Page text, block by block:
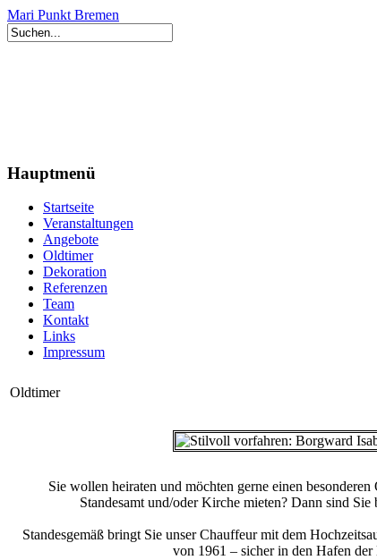
Mari Punkt Bremen
Hauptmenü
Startseite
Veranstaltungen
Angebote
Oldtimer
Dekoration
Referenzen
Team
Kontakt
Links
Impressum
Oldtimer
Sie wollen heiraten und möchten gerne einen
Standesamt und/oder Kirche mieten? Dann sind Sie
Standesgemäß bringt Sie unser Chauffeur mit dem
von 1961 – sicher in den Hafen der